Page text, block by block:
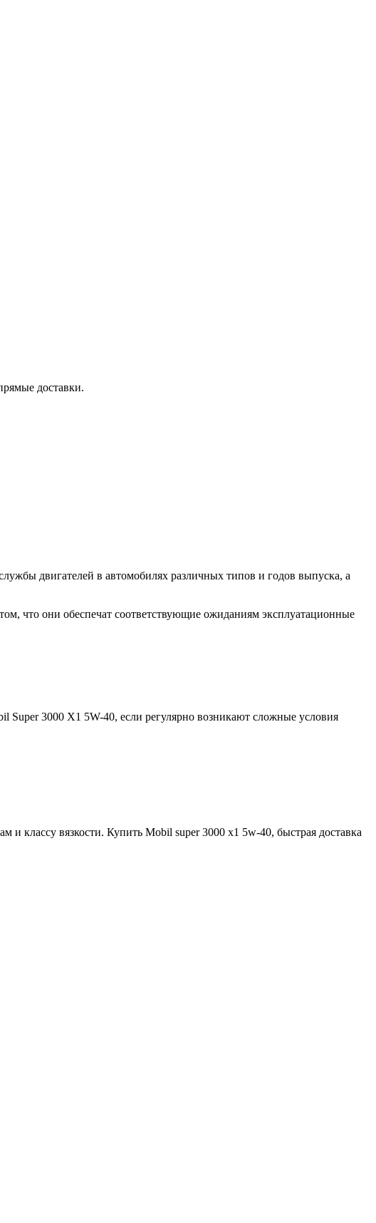
доставки.
двигателей в автомобилях различных типов и годов выпуска, а
что они обеспечат соответствующие ожиданиям эксплуатационные
Super 3000 X1 5W-40, если регулярно возникают сложные условия
и классу вязкости. Купить Mobil super 3000 x1 5w-40, быстрая доставка